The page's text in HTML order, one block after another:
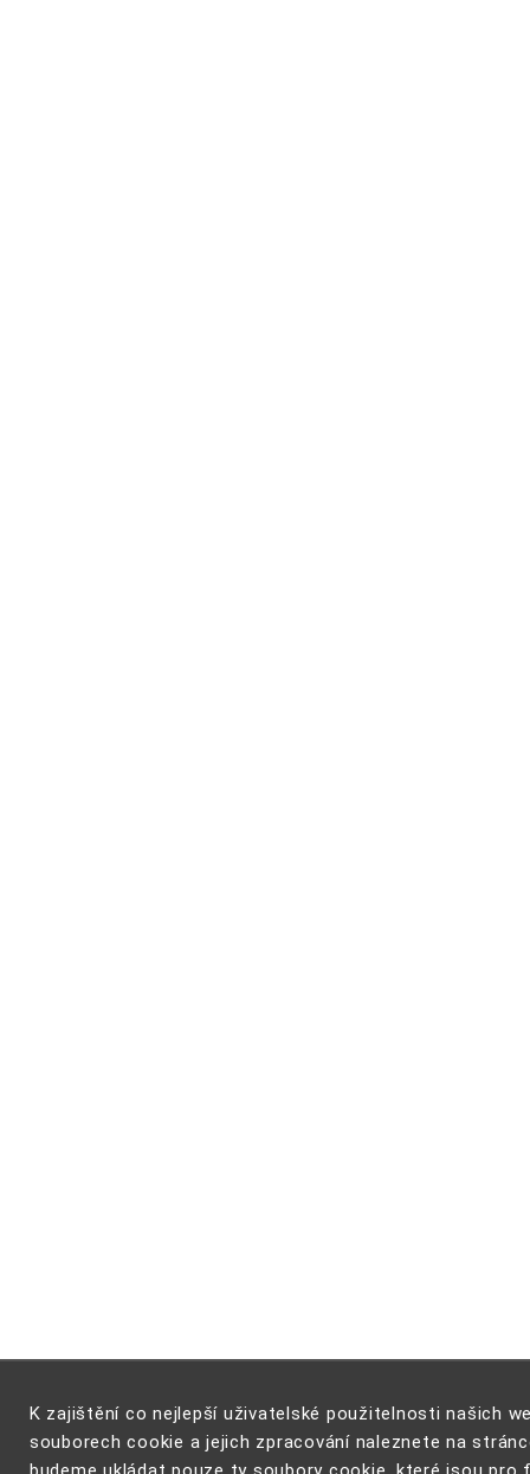
K zajištění co nejlepší uživatelské použitelnosti našich
souborech cookie a jejich zpracování naleznete na